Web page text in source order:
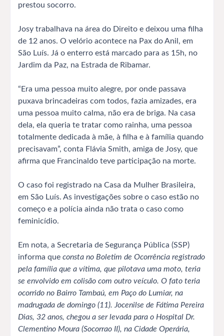
prestou socorro.
Josy trabalhava na área do Direito e deixou uma filha
de 12 anos. O velório acontece na Pax do Anil, em
São Luís. Já o enterro está marcado para as 15h, no
Jardim da Paz, na Estrada de Ribamar.
“Era uma pessoa muito alegre, por onde passava
puxava brincadeiras com todos, fazia amizades, era
uma pessoa muito calma, não era de briga. Na casa
dela, ela queria te tratar como rainha, uma pessoa
totalmente dedicada à mãe, à filha e à família quando
precisavam”, conta Flávia Smith, amiga de Josy, que
afirma que Francinaldo teve participação na morte.
O caso foi registrado na Casa da Mulher Brasileira,
em São Luís. As investigações sobre o caso estão no
começo e a polícia ainda não trata o caso como
feminicídio.
Em nota, a Secretaria de Segurança Pública (SSP)
informa que consta no Boletim de Ocorrência registrado
pela família que a vítima, que pilotava uma moto, teria
se envolvido em colisão com outro veículo. O fato teria
ocorrido no Bairro Tambaú, em Paço do Lumiar, na
madrugada de domingo (11). Jocenilse de Fátima Pereira
Dias, 32 anos, chegou a ser levada para o Hospital Dr.
Clementino Moura (Socorrao II), na Cidade Operária,